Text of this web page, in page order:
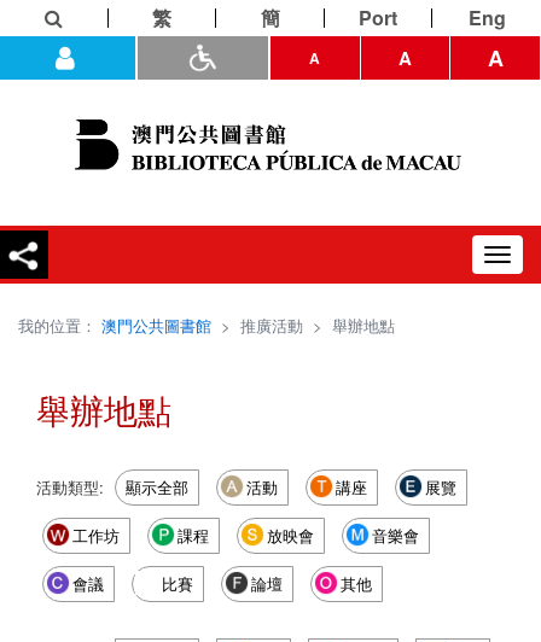
繁 簡 Port Eng
A A A
我的位置： 澳門公共圖書館 > 推廣活動 > 舉辦地點
舉辦地點
活動類型: 顯示全部 活動 講座 展覽
工作坊 課程 放映會 音樂會
會議 比賽 論壇 其他